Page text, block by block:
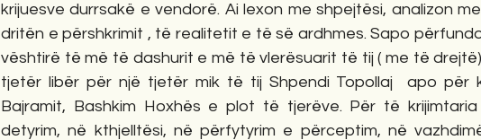
krijuesve durrsakë e vendorë. Ai lexon me shpejtësi, analizon
dritën e përshkrimit , të realitetit e të së ardhmes. Sapo
vështirë të më të dashurit e më të vlerësuarit të tij ( me të
tjetër libër për një tjetër mik të tij Shpendi Topollaj  apo për
Bajramit, Bashkim Hoxhës e plot të tjerëve. Për të
detyrim, në kthjelltësi, në përfytyrim e përceptim, në